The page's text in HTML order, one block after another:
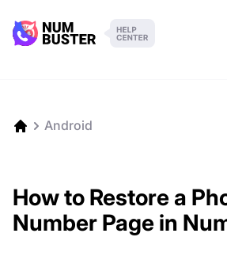
Android
How to Restore a
Number Page in